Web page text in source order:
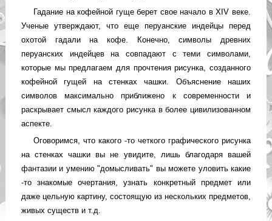
Гадание на кофейной гуще берет свое начало в XIV веке.
Ученые утверждают, что еще перуанские индейцы перед
охотой гадали на кофе. Конечно, символы древних
перуанских индейцев на совпадают с теми символами,
которые мы предлагаем для прочтения рисунка, созданного
кофейной гущей на стенках чашки. Объяснение наших
символов максимально приближено к современности и
раскрывает смысл каждого рисунка в более цивилизованном
аспекте.
Оговоримся, что какого -то четкого графического рисунка
на стенках чашки вы не увидите, лишь благодаря вашей
фантазии и умению "домысливать" вы можете уловить какие
-то знакомые очертания, узнать конкретный предмет или
даже цельную картину, состоящую из нескольких предметов,
живых существ и т.д.